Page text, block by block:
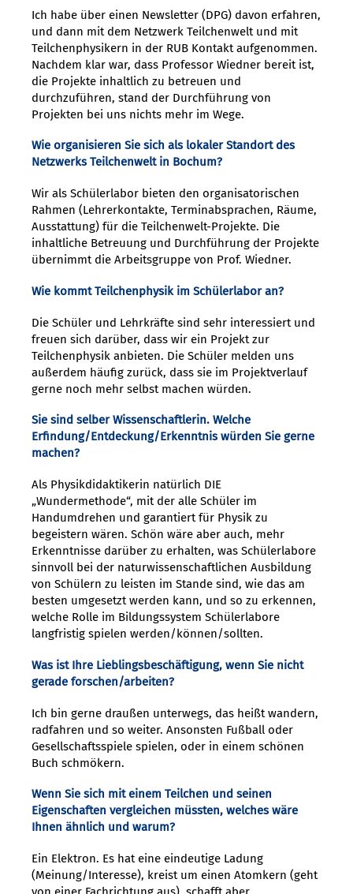
Ich habe über einen Newsletter (DPG) davon erfahren,
und dann mit dem Netzwerk Teilchenwelt und mit
Teilchenphysikern in der RUB Kontakt aufgenommen.
Nachdem klar war, dass Professor Wiedner bereit ist,
die Projekte inhaltlich zu betreuen und
durchzuführen, stand der Durchführung von
Projekten bei uns nichts mehr im Wege.
Wie organisieren Sie sich als lokaler Standort des
Netzwerks Teilchenwelt in Bochum?
Wir als Schülerlabor bieten den organisatorischen
Rahmen (Lehrerkontakte, Terminabsprachen, Räume,
Ausstattung) für die Teilchenwelt-Projekte. Die
inhaltliche Betreuung und Durchführung der Projekte
übernimmt die Arbeitsgruppe von Prof. Wiedner.
Wie kommt Teilchenphysik im Schülerlabor an?
Die Schüler und Lehrkräfte sind sehr interessiert und
freuen sich darüber, dass wir ein Projekt zur
Teilchenphysik anbieten. Die Schüler melden uns
außerdem häufig zurück, dass sie im Projektverlauf
gerne noch mehr selbst machen würden.
Sie sind selber Wissenschaftlerin. Welche
Erfindung/Entdeckung/Erkenntnis würden Sie gerne
machen?
Als Physikdidaktikerin natürlich DIE
„Wundermethode“, mit der alle Schüler im
Handumdrehen und garantiert für Physik zu
begeistern wären. Schön wäre aber auch, mehr
Erkenntnisse darüber zu erhalten, was Schülerlabore
sinnvoll bei der naturwissenschaftlichen Ausbildung
von Schülern zu leisten im Stande sind, wie das am
besten umgesetzt werden kann, und so zu erkennen,
welche Rolle im Bildungssystem Schülerlabore
langfristig spielen werden/können/sollten.
Was ist Ihre Lieblingsbeschäftigung, wenn Sie nicht
gerade forschen/arbeiten?
Ich bin gerne draußen unterwegs, das heißt wandern,
radfahren und so weiter. Ansonsten Fußball oder
Gesellschaftsspiele spielen, oder in einem schönen
Buch schmökern.
Wenn Sie sich mit einem Teilchen und seinen
Eigenschaften vergleichen müssten, welches wäre
Ihnen ähnlich und warum?
Ein Elektron. Es hat eine eindeutige Ladung
(Meinung/Interesse), kreist um einen Atomkern (geht